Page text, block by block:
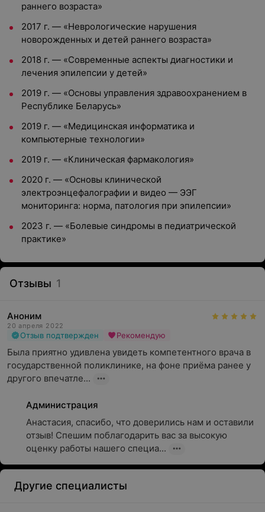
раннего возраста»
2017 г. — «Неврологические нарушения
новорожденных и детей раннего возраста»
2018 г. — «Современные аспекты диагностики и
лечения эпилепсии у детей»
2019 г. — «Основы управления здравоохранением в
Республике Беларусь»
2019 г. — «Медицинская информатика и
компьютерные технологии»
2019 г. — «Клиническая фармакология»
2020 г. — «Основы клинической
электроэнцефалографии и видео — ЭЭГ
мониторинга: норма, патология при эпилепсии»
2023 г. — «Болевые синдромы в педиатрической
практике»
Отзывы 1
Аноним
20 апреля 2022
Отзыв подтвержден Рекомендую
Была приятно удивлена увидеть компетентного врача в
государственной поликлинике, на фоне приёма ранее у
другого впечатле...
Администрация
Анастасия, спасибо, что доверились нам и оставили
отзыв! Спешим поблагодарить вас за высокую
оценку работы нашего специа...
Другие специалисты